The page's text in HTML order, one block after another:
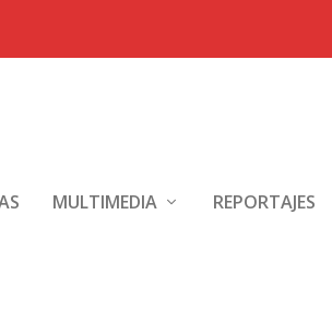
MULTIMEDIA REPORTAJES